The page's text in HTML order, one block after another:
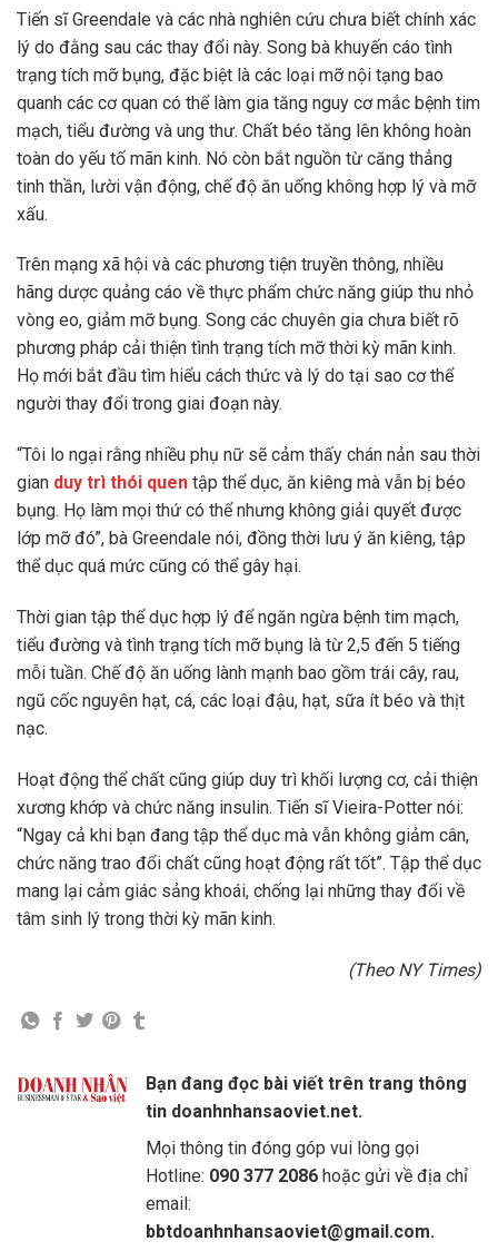
Tiến sĩ Greendale và các nhà nghiên cứu chưa biết chính xác
lý do đằng sau các thay đổi này. Song bà khuyến cáo tình
trạng tích mỡ bụng, đặc biệt là các loại mỡ nội tạng bao
quanh các cơ quan có thể làm gia tăng nguy cơ mắc bệnh tim
mạch, tiểu đường và ung thư. Chất béo tăng lên không hoàn
toàn do yếu tố mãn kinh. Nó còn bắt nguồn từ căng thẳng
tinh thần, lười vận động, chế độ ăn uống không hợp lý và mỡ
xấu.
Trên mạng xã hội và các phương tiện truyền thông, nhiều
hãng dược quảng cáo về thực phẩm chức năng giúp thu nhỏ
vòng eo, giảm mỡ bụng. Song các chuyên gia chưa biết rõ
phương pháp cải thiện tình trạng tích mỡ thời kỳ mãn kinh.
Họ mới bắt đầu tìm hiểu cách thức và lý do tại sao cơ thể
người thay đổi trong giai đoạn này.
“Tôi lo ngại rằng nhiều phụ nữ sẽ cảm thấy chán nản sau thời
gian duy trì thói quen tập thể dục, ăn kiêng mà vẫn bị béo
bụng. Họ làm mọi thứ có thể nhưng không giải quyết được
lớp mỡ đó”, bà Greendale nói, đồng thời lưu ý ăn kiêng, tập
thể dục quá mức cũng có thể gây hại.
Thời gian tập thể dục hợp lý để ngăn ngừa bệnh tim mạch,
tiểu đường và tình trạng tích mỡ bụng là từ 2,5 đến 5 tiếng
mỗi tuần. Chế độ ăn uống lành mạnh bao gồm trái cây, rau,
ngũ cốc nguyên hạt, cá, các loại đậu, hạt, sữa ít béo và thịt
nạc.
Hoạt động thể chất cũng giúp duy trì khối lượng cơ, cải thiện
xương khớp và chức năng insulin. Tiến sĩ Vieira-Potter nói:
“Ngay cả khi bạn đang tập thể dục mà vẫn không giảm cân,
chức năng trao đổi chất cũng hoạt động rất tốt”. Tập thể dục
mang lại cảm giác sảng khoái, chống lại những thay đổi về
tâm sinh lý trong thời kỳ mãn kinh.
(Theo NY Times)
Bạn đang đọc bài viết trên trang thông
tin doanhnhansaoviet.net.
Mọi thông tin đóng góp vui lòng gọi
Hotline: 090 377 2086 hoặc gửi về địa chỉ
email:
bbtdoanhnhansaoviet@gmail.com.